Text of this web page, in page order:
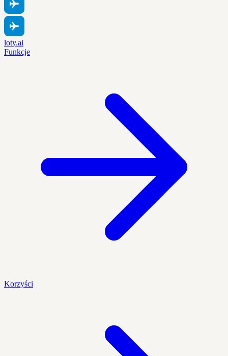
loty.ai
Funkcje
Korzyści